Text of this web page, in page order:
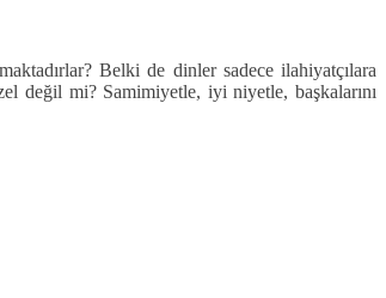
Belki de dinler sadece ilahiyatçılara
değil mi? Samimiyetle, iyi niyetle, başkalarını